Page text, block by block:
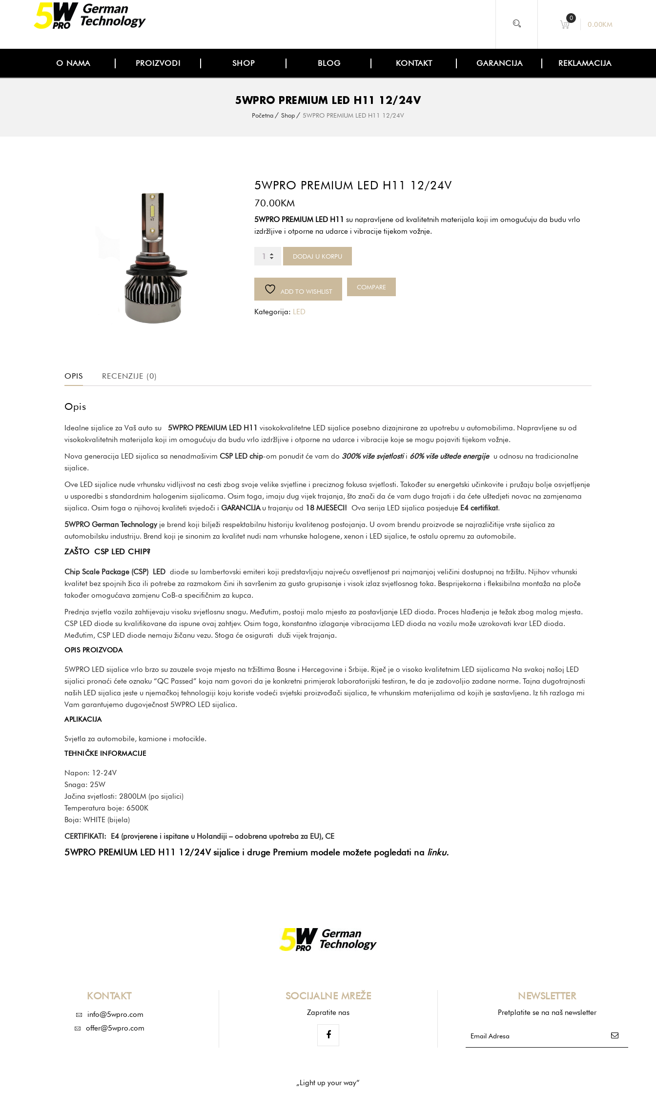
0
0.00KM
O NAMA PROIZVODI SHOP BLOG KONTAKT GARANCIJA REKLAMACIJA
5WPRO PREMIUM LED H11 12/24V
Početna Shop 5WPRO PREMIUM LED H11 12/24V
5WPRO PREMIUM LED H11 12/24V
70.00KM
5WPRO PREMIUM LED H11 su napravljene od kvalitetnih materijala koji im omogućuju da budu vrlo
izdržljive i otporne na udarce i vibracije tijekom vožnje.
5WPRO
PREMIUM
LED
H11
12/24V
količina
DODAJ U KORPU
ADD TO WISHLIST
COMPARE
Kategorija: LED
OPIS RECENZIJE (0)
Opis
Idealne sijalice za Vaš auto su 5WPRO PREMIUM LED H11 visokokvalitetne LED sijalice posebno dizajnirane za upotrebu u automobilima. Napravljene su od
visokokvalitetnih materijala koji im omogućuju da budu vrlo izdržljive i otporne na udarce i vibracije koje se mogu pojaviti tijekom vožnje.
Nova generacija LED sijalica sa nenadmašivim CSP LED chip-om ponudit će vam do 300% više svjetlostii 60% više uštede energije u odnosu na tradicionalne
sijalice.
Ove LED sijalice nude vrhunsku vidljivost na cesti zbog svoje velike svjetline i preciznog fokusa svjetlosti. Također su energetski učinkovite i pružaju bolje osvjetljenje
u usporedbi s standardnim halogenim sijalicama. Osim toga, imaju dug vijek trajanja, što znači da će vam dugo trajati i da ćete uštedjeti novac na zamjenama
sijalica. Osim toga o njihovoj kvaliteti svjedoči i GARANCIJAu trajanju od 18 MJESECI! Ova serija LED sijalica posjeduje E4 certifikat.
5WPRO German Technologyje brend koji bilježi respektabilnu historiju kvalitenog postojanja. U ovom brendu proizvode se najrazličitije vrste sijalica za
automobilsku industriju. Brend koji je sinonim za kvalitet nudi nam vrhunske halogene, xenon i LED sijalice, te ostalu opremu za automobile.
ZAŠTO CSP LED CHIP?
Chip Scale Package (CSP) LED diode su lambertovski emiteri koji predstavljaju najveću osvetljenost pri najmanjoj veličini dostupnoj na tržištu. Njihov vrhunski
kvalitet bez spojnih žica ili potrebe za razmakom čini ih savršenim za gusto grupisanje i visok izlaz svjetlosnog toka. Besprijekorna i fleksibilna montaža na ploče
također omogućava zamjenu CoB-a specifičnim za kupca.
Prednja svjetla vozila zahtijevaju visoku svjetlosnu snagu. Međutim, postoji malo mjesto za postavljanje LED dioda. Proces hlađenja je težak zbog malog mjesta.
CSP LED diode su kvalifikovane da ispune ovaj zahtjev. Osim toga, konstantno izlaganje vibracijama LED dioda na vozilu može uzrokovati kvar LED dioda.
Međutim, CSP LED diode nemaju žičanu vezu. Stoga će osigurati duži vijek trajanja.
OPIS PROIZVODA
5WPRO LED sijalice vrlo brzo su zauzele svoje mjesto na tržištima Bosne i Hercegovine i Srbije. Riječ je o visoko kvalitetnim LED sijalicama Na svakoj našoj LED
sijalici pronaći ćete oznaku “QC Passed” koja nam govori da je konkretni primjerak laboratorijski testiran, te da je zadovoljio zadane norme. Tajna dugotrajnosti
naših LED sijalica jeste u njemačkoj tehnologiji koju koriste vodeći svjetski proizvođači sijalica, te vrhunskim materijalima od kojih je sastavljena. Iz tih razloga mi
Vam garantujemo dugovječnost 5WPRO LED sijalica.
APLIKACIJA
Svjetla za automobile, kamione i motocikle.
TEHNIČKE INFORMACIJE
Napon: 12-24V
Snaga: 25W
Jačina svjetlosti: 2800LM (po sijalici)
Temperatura boje: 6500K
Boja: WHITE (bijela)
CERTIFIKATI: E4 (provjerene i ispitane u Holandiji – odobrena upotreba za EU), CE
5WPRO PREMIUM LED H11 12/24V sijalice i druge Premium modele možete pogledati na linku.
KONTAKT
info@5wpro.com
offer@5wpro.com
SOCIJALNE MREŽE
Zapratite nas
NEWSLETTER
Pretplatite se na naš newsletter
„Light up your way“